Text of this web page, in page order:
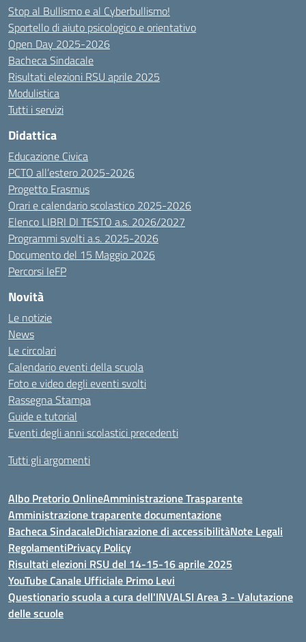
Stop al Bullismo e al Cyberbullismo!
Sportello di aiuto psicologico e orientativo
Open Day 2025-2026
Bacheca Sindacale
Risultati elezioni RSU aprile 2025
Modulistica
Tutti i servizi
Didattica
Educazione Civica
PCTO all’estero 2025-2026
Progetto Erasmus
Orari e calendario scolastico 2025-2026
Elenco LIBRI DI TESTO a.s. 2026/2027
Programmi svolti a.s. 2025-2026
Documento del 15 Maggio 2026
Percorsi IeFP
Novità
Le notizie
News
Le circolari
Calendario eventi della scuola
Foto e video degli eventi svolti
Rassegna Stampa
Guide e tutorial
Eventi degli anni scolastici precedenti
Tutti gli argomenti
Albo Pretorio OnlineAmministrazione Trasparente
Amministrazione traparente documentazione
Bacheca SindacaleDichiarazione di accessibilitàNote Legali
RegolamentiPrivacy Policy
Risultati elezioni RSU del 14-15-16 aprile 2025
YouTube Canale Ufficiale Primo Levi
Questionario scuola a cura dell'INVALSI Area 3 - Valutazione
delle scuole